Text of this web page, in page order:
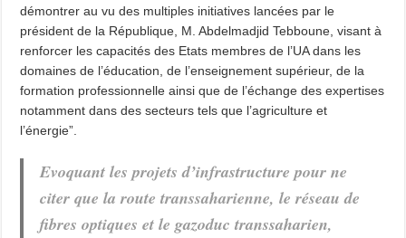
démontrer au vu des multiples initiatives lancées par le
président de la République, M. Abdelmadjid Tebboune, visant à
renforcer les capacités des Etats membres de l’UA dans les
domaines de l’éducation, de l’enseignement supérieur, de la
formation professionnelle ainsi que de l’échange des expertises
notamment dans des secteurs tels que l’agriculture et
l’énergie”.
Evoquant les projets d’infrastructure pour ne
citer que la route transsaharienne, le réseau de
fibres optiques et le gazoduc transsaharien,